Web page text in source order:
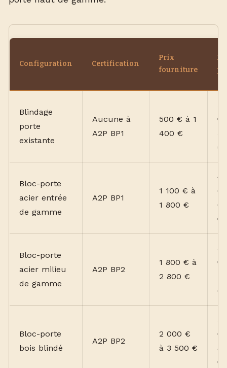
Configuration Certification
Prix
fourniture
Blindage
porte
existante
Aucune à
A2P BP1
500 € à 1
400 €
€
€
Bloc-porte
acier entrée
de gamme
A2P BP1
1 100 € à
1 800 €
€
€
Bloc-porte
acier milieu
de gamme
A2P BP2
1 800 € à
2 800 €
€
€
Bloc-porte
bois blindé
A2P BP2
2 000 €
à 3 500 €
€
€